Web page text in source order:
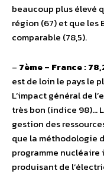
beaucoup plus élevé
région (67) et que les
comparable (78,5).
– 7ème – France :
est de loin le pays le
L’impact général de
très bon (indice 98)…
gestion des
que la méthodologie
programme
produisant de